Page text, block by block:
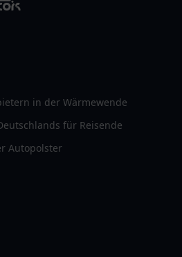
in der Wärmewende
für Reisende
Autopolster